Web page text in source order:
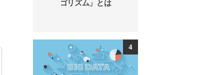
ゴリズム」とは